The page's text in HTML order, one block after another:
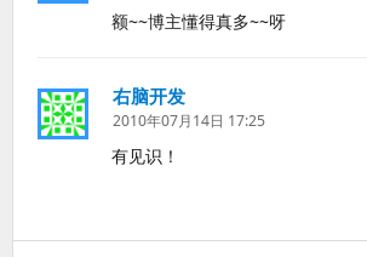
额~~博主懂得真多~~呀
右脑开发
道：
2010年07月14日 17:25
有见识！